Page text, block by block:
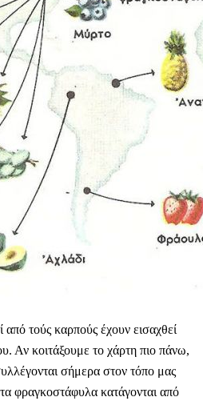
τούς καρπούς έχουν εισαχθεί
Αν κοιτάξουμε το χάρτη πιο πάνω,
σήμερα στον τόπο μας
φραγκοστάφυλα κατάγονται από